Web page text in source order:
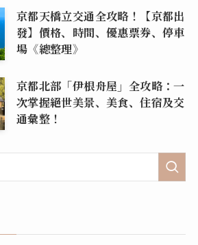
京都天橋立交通全攻略！【京都出
發】價格、時間、優惠票券、停車
場《總整理》
京都北部「伊根舟屋」全攻略：一
次掌握絕世美景、美食、住宿及交
通彙整！